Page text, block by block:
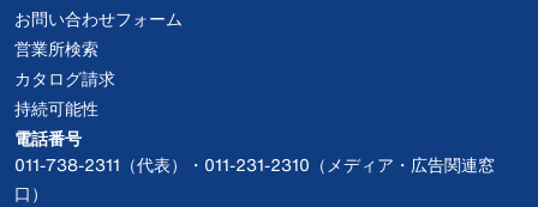
お問い合わせフォーム
営業所検索
カタログ請求
持続可能性
電話番号
011-738-2311（代表）・011-231-2310（メディア・広告関連窓
口）